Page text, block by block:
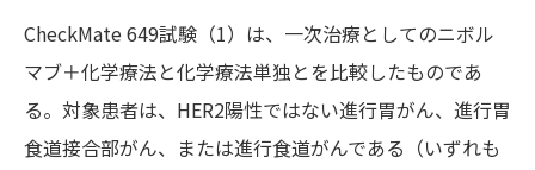
CheckMate 649試験（1）は、一次治療としてのニボル
マブ＋化学療法と化学療法単独とを比較したものであ
る。対象患者は、HER2陽性ではない進行胃がん、進行胃
食道接合部がん、または進行食道がんである（いずれも